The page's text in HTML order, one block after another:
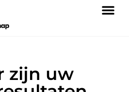
zijn uw